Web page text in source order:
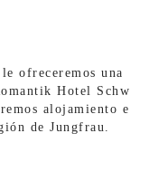
ofreceremos una
Hotel Schw
alojamiento e
de Jungfrau.